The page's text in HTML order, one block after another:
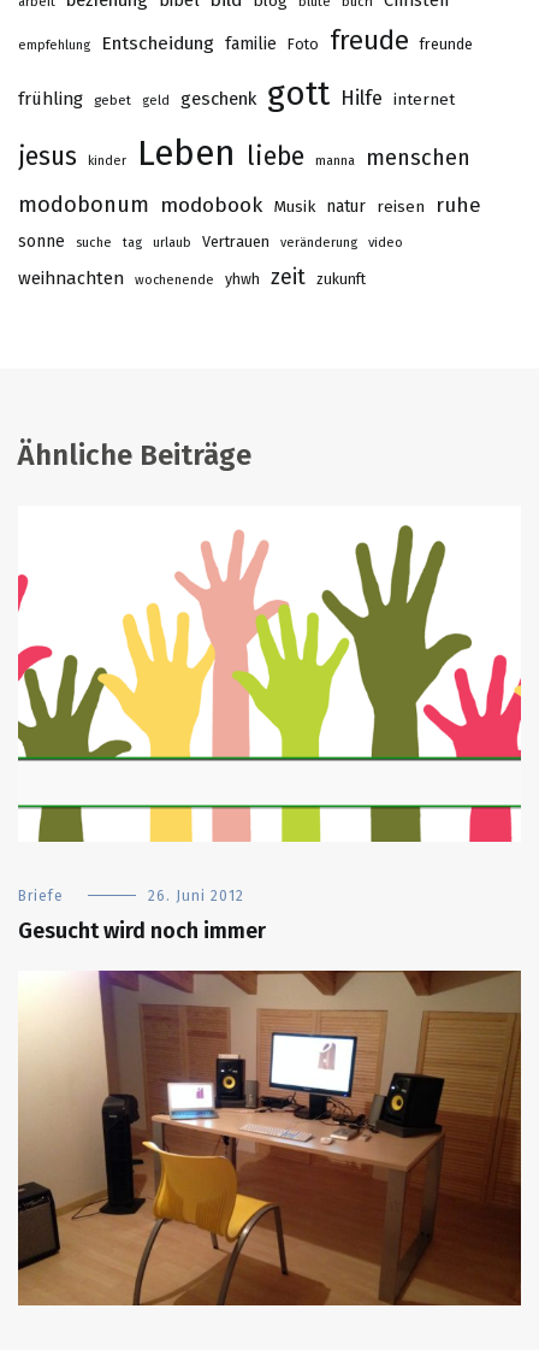
empfehlung Entscheidung familie Foto freude freunde
frühling gebet geld geschenk gott Hilfe internet
jesus kinder Leben liebe manna
menschen
modobonum modobook Musik natur reisen ruhe
sonne suche tag urlaub Vertrauen veränderung video
weihnachten wochenende yhwh zeit zukunft
Ähnliche Beiträge
Briefe 26. Juni 2012
Gesucht wird noch immer